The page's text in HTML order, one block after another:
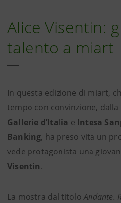
Alice Visentin:
talento a miart
In questa edizione di miart,
tempo con convinzione,
Gallerie d’Italia e Intesa
Banking, ha preso vita un
vede protagonista una
Visentin.
La mostra dal titoloAndante.